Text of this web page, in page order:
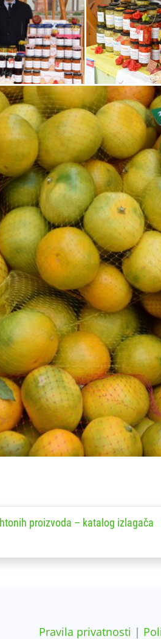
proizvoda – katalog izlagača
Pravila privatnosti |